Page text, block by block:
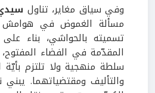
وفي سياق مغاير، تناول
مسألة الغموض في
تسميته بالحواشي، بناء
المقدّمة في الفضاء
سلطة منهجية ولا تلتزم
والتأليف ومقتضياتهما.